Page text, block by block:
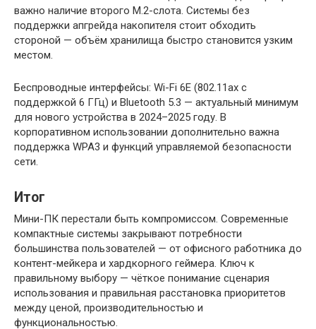
важно наличие второго M.2-слота. Системы без
поддержки апгрейда накопителя стоит обходить
стороной — объём хранилища быстро становится узким
местом.
Беспроводные интерфейсы: Wi-Fi 6E (802.11ax с
поддержкой 6 ГГц) и Bluetooth 5.3 — актуальный минимум
для нового устройства в 2024–2025 году. В
корпоративном использовании дополнительно важна
поддержка WPA3 и функций управляемой безопасности
сети.
Итог
Мини-ПК перестали быть компромиссом. Современные
компактные системы закрывают потребности
большинства пользователей — от офисного работника до
контент-мейкера и хардкорного геймера. Ключ к
правильному выбору — чёткое понимание сценария
использования и правильная расстановка приоритетов
между ценой, производительностью и
функциональностью.